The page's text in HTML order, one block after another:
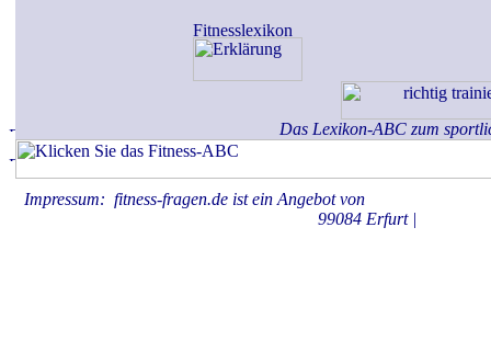
Das Lexikon-ABC zum
Impressum: fitness-fragen.de ist ein Angebot von
99084 Erfurt |